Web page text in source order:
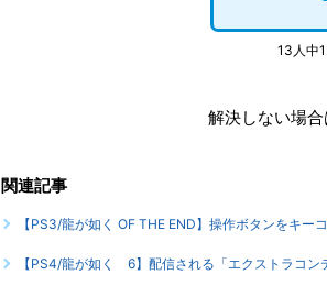
13人中
解決しない場合
関連記事
【PS3/龍が如く OF THE END】操作ボタンをキー
【PS4/龍が如く 6】配信される「エクストラコ